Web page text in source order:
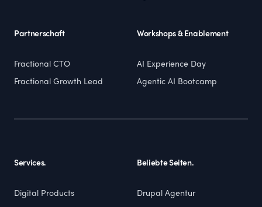
Partnerschaft
Fractional CTO
Fractional Growth Lead
Workshops & Enablement
AI Experience Day
Agentic AI Bootcamp
Services.
Digital Products
Beliebte Seiten.
Drupal Agentur